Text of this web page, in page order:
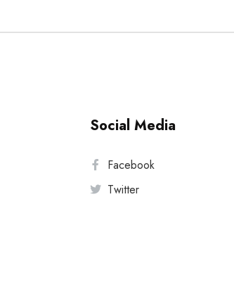
Social Media
Facebook
Twitter